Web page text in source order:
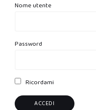
Nome utente
Password
Ricordami